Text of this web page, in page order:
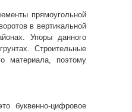
прямоугольной
в вертикальной
Упоры данного
Строительные
материала, поэтому
буквенно-цифровое